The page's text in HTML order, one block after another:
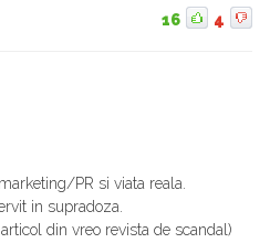
16 4
PR si viata reala.
in supradoza.
din vreo revista de scandal)